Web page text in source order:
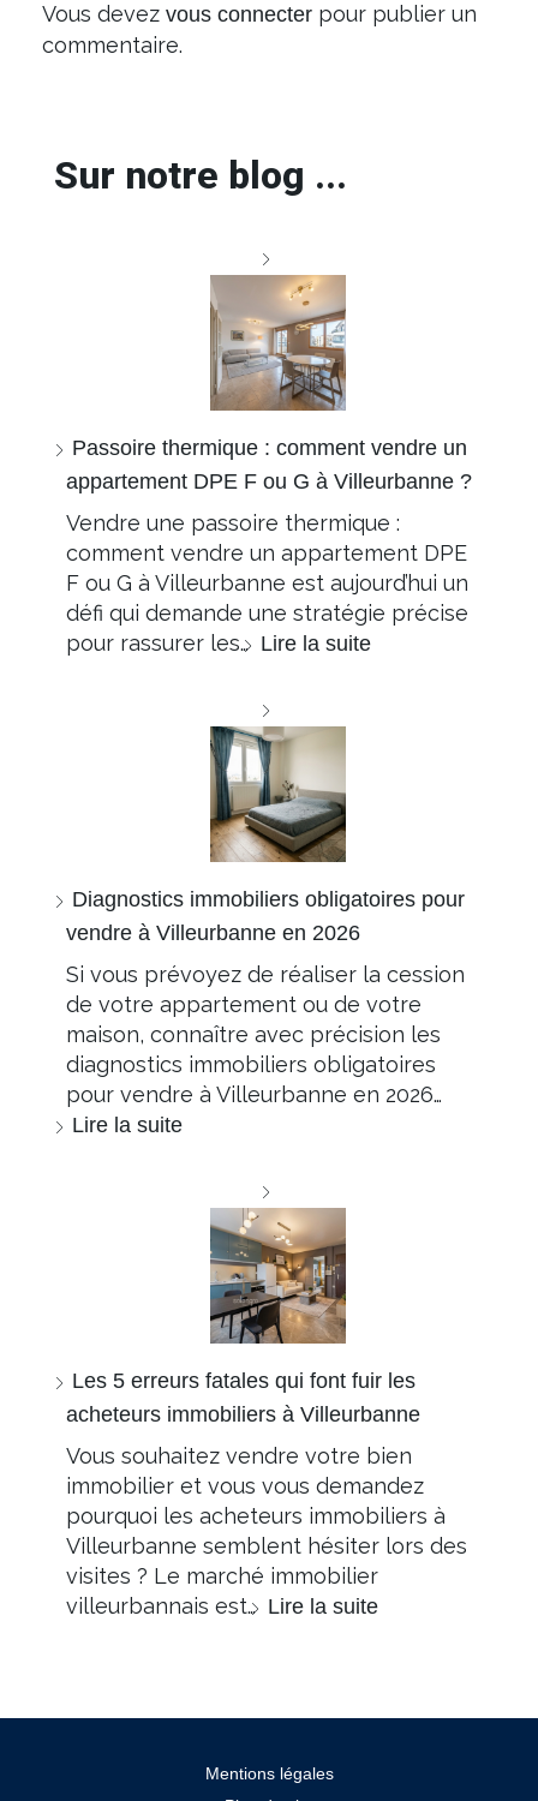
Vous devez vous connecter pour publier un
commentaire.
Sur notre blog ...
Passoire thermique : comment vendre un
appartement DPE F ou G à Villeurbanne ?
Vendre une passoire thermique :
comment vendre un appartement DPE
F ou G à Villeurbanne est aujourd’hui un
défi qui demande une stratégie précise
pour rassurer les… Lire la suite
Diagnostics immobiliers obligatoires pour
vendre à Villeurbanne en 2026
Si vous prévoyez de réaliser la cession
de votre appartement ou de votre
maison, connaître avec précision les
diagnostics immobiliers obligatoires
pour vendre à Villeurbanne en 2026…
Lire la suite
Les 5 erreurs fatales qui font fuir les
acheteurs immobiliers à Villeurbanne
Vous souhaitez vendre votre bien
immobilier et vous vous demandez
pourquoi les acheteurs immobiliers à
Villeurbanne semblent hésiter lors des
visites ? Le marché immobilier
villeurbannais est… Lire la suite
Mentions légales